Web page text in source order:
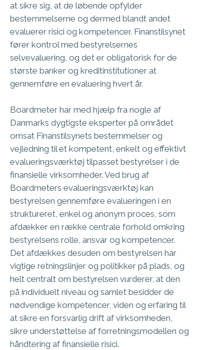
at sikre sig, at de løbende opfylder
bestemmelserne og dermed blandt andet
evaluerer risici og kompetencer. Finanstilsynet
fører kontrol med bestyrelsernes
selvevaluering, og det er obligatorisk for de
største banker og kreditinstitutioner at
gennemføre en evaluering hvert år.
Boardmeter har med hjælp fra nogle af
Danmarks dygtigste eksperter på området
omsat Finanstilsynets bestemmelser og
vejledning til et kompetent, enkelt og effektivt
evalueringsværktøj tilpasset bestyrelser i de
finansielle virksomheder. Ved brug af
Boardmeters evalueringsværktøj kan
bestyrelsen gennemføre evalueringen i en
struktureret, enkel og anonym proces, som
afdækker en række centrale forhold omkring
bestyrelsens rolle, ansvar og kompetencer.
Det afdækkes desuden om bestyrelsen har
vigtige retningslinjer og politikker på plads, og
helt centralt om bestyrelsen vurderer, at den
på individuelt niveau og samlet besidder de
nødvendige kompetencer, viden og erfaring til
at sikre en forsvarlig drift af virksomheden,
sikre understøttelse af forretningsmodellen og
håndtering af finansielle risici.